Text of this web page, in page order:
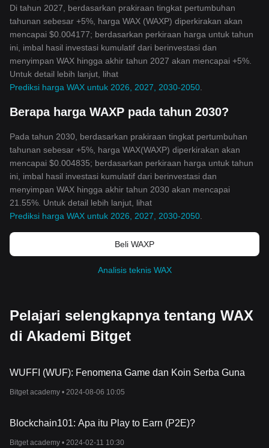
Di tahun 2027, berdasarkan prakiraan tingkat pertumbuhan
tahunan sebesar +5%, harga WAX (WAXP) diperkirakan akan
mencapai $0.004177; berdasarkan perkiraan harga untuk tahun
ini, imbal hasil investasi kumulatif dari berinvestasi dan
menyimpan WAX hingga akhir tahun 2027 akan mencapai +5%.
Untuk detail lebih lanjut, lihat
Prediksi harga WAX untuk 2026, 2027, 2030-2050
Berapa harga WAXP pada tahun 2030?
Pada tahun 2030, berdasarkan prakiraan tingkat pertumbuhan
tahunan sebesar +5%, harga WAX(WAXP) diperkirakan akan
mencapai $0.004835; berdasarkan perkiraan harga untuk tahun
ini, imbal hasil investasi kumulatif dari berinvestasi dan
menyimpan WAX hingga akhir tahun 2030 akan mencapai
21.55%. Untuk detail lebih lanjut, lihat
Prediksi harga WAX untuk 2026, 2027, 2030-2050
Beli WAXP
Analisis teknis WAX
Pelajari selengkapnya tentang WAX
di Akademi Bitget
WUFFI (WUF): Fenomena Game dan Koin Serba Guna
Bitget academy • 2024-08-06 10:05
Blockchain101: Apa itu Play to Earn (P2E)?
Bitget academy • 2024-02-11 10:30